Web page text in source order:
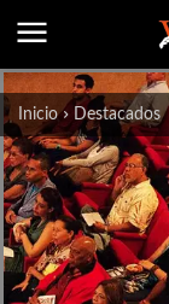
Inicio Destacados